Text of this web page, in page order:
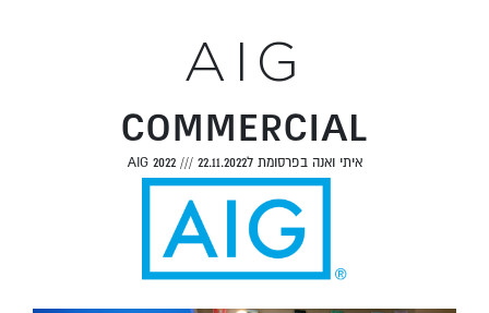
AIG
COMMERCIAL
איתי ואנה בפרסומת לAIG 2022 /// 22.11.2022